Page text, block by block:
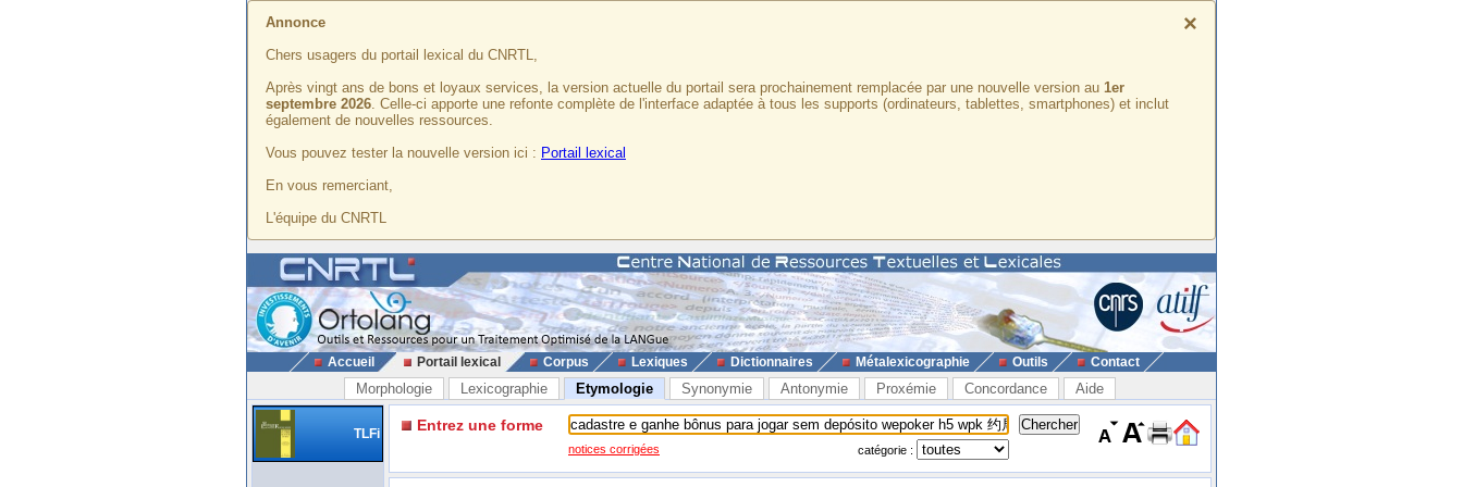
×
Annonce
Chers usagers du portail lexical du CNRTL,
Après vingt ans de bons et loyaux services, la version actuelle du portail sera prochainement remplacée par une nouvelle version au 1er
septembre 2026. Celle-ci apporte une refonte complète de l'interface adaptée à tous les supports (ordinateurs, tablettes, smartphones) et inclut
également de nouvelles ressources.
Vous pouvez tester la nouvelle version ici : Portail lexical
En vous remerciant,
L'équipe du CNRTL
Accueil Portail lexical Corpus Lexiques Dictionnaires Métalexicographie Outils Contact
Morphologie Lexicographie Etymologie Synonymie Antonymie Proxémie Concordance Aide
TLFi Entrez une forme
notices corrigées catégorie :